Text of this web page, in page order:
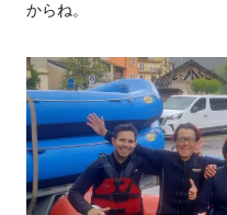
からね。